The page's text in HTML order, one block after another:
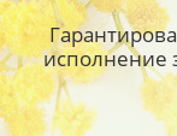
исполнение